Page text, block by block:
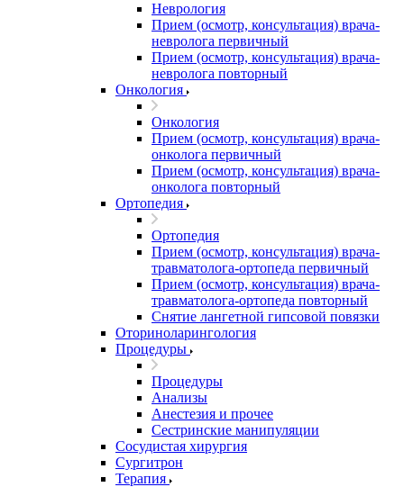
Неврология
Прием (осмотр, консультация) врача-
невролога первичный
Прием (осмотр, консультация) врача-
невролога повторный
Онкология
Онкология
Прием (осмотр, консультация) врача-
онколога первичный
Прием (осмотр, консультация) врача-
онколога повторный
Ортопедия
Ортопедия
Прием (осмотр, консультация) врача-
травматолога-ортопеда первичный
Прием (осмотр, консультация) врача-
травматолога-ортопеда повторный
Снятие лангетной гипсовой повязки
Оториноларингология
Процедуры
Процедуры
Анализы
Анестезия и прочее
Сестринские манипуляции
Сосудистая хирургия
Сургитрон
Терапия